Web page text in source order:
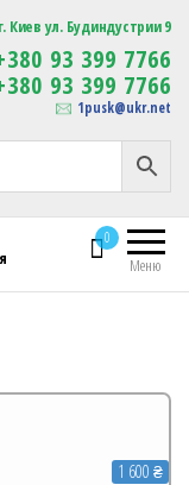
Изготовление
сувенирной продукции
с логотипом
Киев ул. Будиндустрии 9
93 399 7766
93 399 7766
1pusk@ukr.net
Меню
0
1 600 ₴